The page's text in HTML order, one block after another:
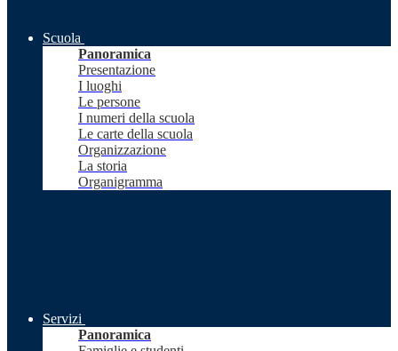
Scuola
Panoramica
Presentazione
I luoghi
Le persone
I numeri della scuola
Le carte della scuola
Organizzazione
La storia
Organigramma
Servizi
Panoramica